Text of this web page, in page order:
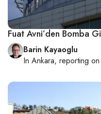
Fuat Avni’den Bomba
Barin Kayaoglu
In Ankara, reporting on